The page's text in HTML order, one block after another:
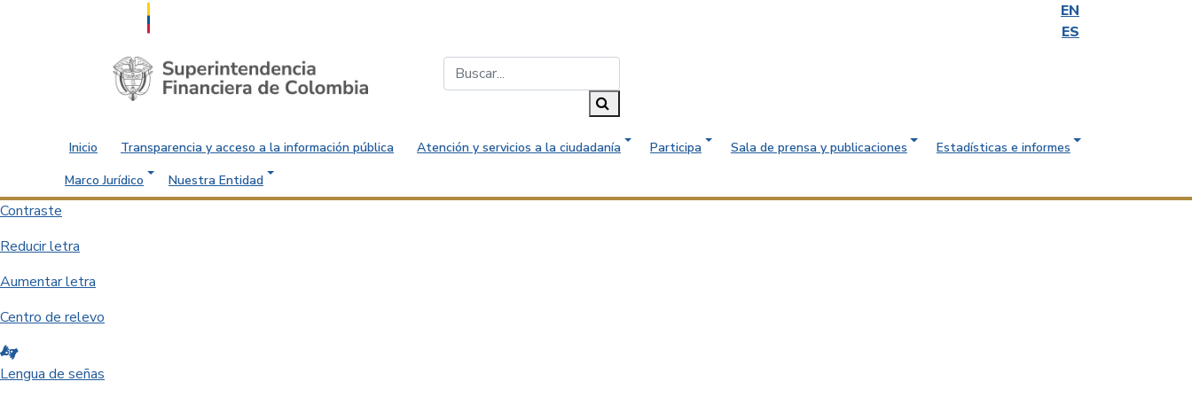
EN
ES
Saltar al contenido principal
Inicio Transparencia y acceso a la información pública Atención y servicios a la ciudadanía Participa Sala de prensa y publicaciones
Estadísticas e informes
Marco Jurídico
Nuestra Entidad
Contraste
Reducir letra
Aumentar letra
Centro de relevo
Lengua de señas